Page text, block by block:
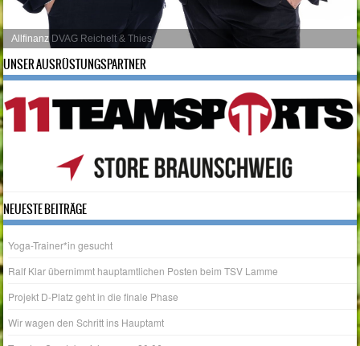
UNSER AUSRÜSTUNGSPARTNER
NEUESTE BEITRÄGE
Yoga-Trainer*in gesucht
Ralf Klar übernimmt hauptamtlichen Posten beim TSV Lamme
Projekt D-Platz geht in die finale Phase
Wir wagen den Schritt ins Hauptamt
Tag des Sportabzeichens am 20.06.